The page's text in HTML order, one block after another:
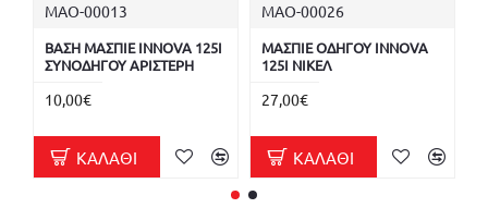
ΜΑΟ-00013
ΒΑΣΗ ΜΑΣΠΙΕ INNOVA 125I
ΣΥΝΟΔΗΓΟΥ ΑΡΙΣΤΕΡΗ
10,00€
ΚΑΛΆΘΙ
ΜΑΟ-00026
ΜΑΣΠΙΕ ΟΔΗΓΟΥ INNOVA
125I ΝΙΚΕΛ
27,00€
ΚΑΛΆΘΙ